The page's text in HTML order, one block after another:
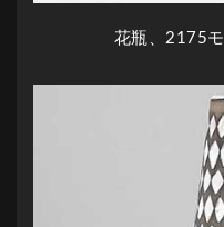
花瓶、2175